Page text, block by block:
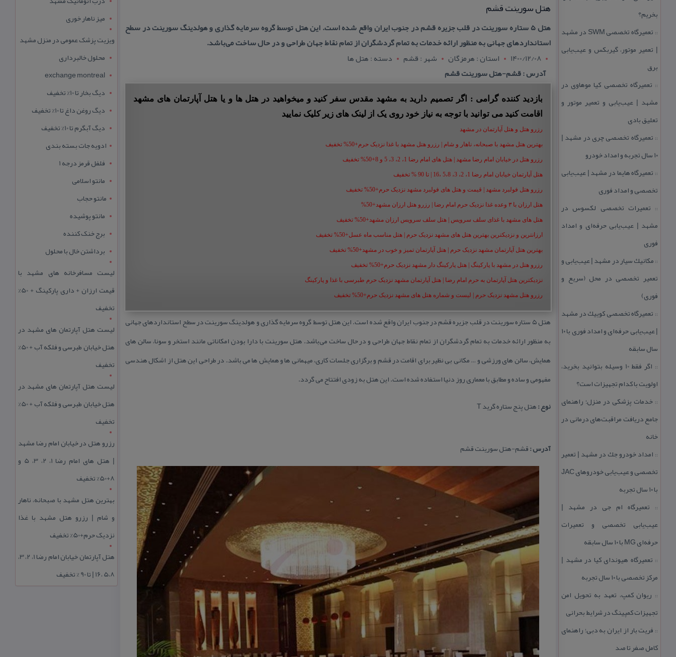
بخریم؟
::
تعمیرگاه تخصصی SWM در مشهد
| تعمیر موتور، گیربكس و عیب‌یابی
برق
:: تعمیرگاه تخصصی كیا موهاوی در
مشهد | عیب‌یابی و تعمیر موتور و
تعلیق بادی
:: تعمیرگاه تخصصی چری در مشهد |
۱۰ سال تجربه و امداد خودرو
:: تعمیرگاه هایما در مشهد | عیب‌یابی
تخصصی و امداد فوری
:: تعمیرات تخصصی لكسوس در
مشهد | عیب‌یابی حرفه‌ای و امداد
فوری
:: مكانیك سیار در مشهد | عیب‌یابی و
تعمیر تخصصی در محل (سریع و
فوری)
:: تعمیرگاه تخصصی كوییك در مشهد
| عیب‌یابی حرفه‌ای و امداد فوری با ۱۰
سال سابقه
::
اگر فقط 10 وسیله بتوانید بخرید،
اولویت با كدام تجهیزات است؟
:: خدمات پزشكی در منزل؛ راهنمای
جامع دریافت مراقبت‌های درمانی در
خانه
:: امداد خودرو جك در مشهد | تعمیر
تخصصی و عیب‌یابی خودروهای JAC
با ۱۰ سال تجربه
:: تعمیرگاه ام جی در مشهد |
عیب‌یابی تخصصی و تعمیرات
حرفه‌ای MG با ۱۰ سال سابقه
:: تعمیرگاه هیوندای كیا در مشهد |
مركز تخصصی با ۱۰ سال تجربه
:: ریوان كمپ، تعهد به تحویل امن
تجهیزات كمپینگ در شرایط بحرانی
:: فریت بار از ایران به دبی؛ راهنمای
كامل صفر تا صد
هتل سورینت قشم
هتل ۵ ستاره سورینت در قلب جزیره قشم در جنوب ایران واقع شده است. این هتل توسط گروه سرمایه گذاری و هولدینگ سورینت در سطح
استانداردهای جهانی به منظور ارائه خدمات به تمام گردشگران از تمام نقاط جهان طراحی و در حال ساخت می‌باشد.
1400/12/08
استان : هرمزگان شهر : قشم
دسته : هتل ها
آدرس : قشم-هتل سورینت قشم
بازدید کننده گرامی : اگر تصمیم دارید به مشهد مقدس سفر کنید و میخواهید در هتل ها و یا هتل آپارتمان های مشهد
اقامت کنید می توانید با توجه به نیاز خود روی یک از لینک های زیر کلیک نمایید
رزرو هتل و هتل آپارتمان در مشهد
بهترین هتل مشهد با صبحانه، ناهار و شام | رزرو هتل مشهد با غذا نزدیک حرم+50% تخفیف
رزرو هتل در خیابان امام رضا مشهد | هتل‌ های امام رضا 1، 2، 3، 5 و 8+50% تخفیف
هتل آپارتمان خیابان امام رضا 1، 2، 3، 5،8 ،16 | تا 90 % تخفیف
رزرو هتل فولبرد مشهد | قیمت و هتل های فولبرد مشهد نزدیک حرم+50% تخفیف
هتل ارزان با ۳ وعده غذا نزدیک حرم امام رضا | رزرو هتل ارزان مشهد+50%
هتل های مشهد با غذای سلف سرویس | هتل سلف سرویس ارزان مشهد+50% تخفیف
ارزانترین و نزدیکترین بهترین هتل های مشهد نزدیک حرم | هتل مناسب ماه عسل+50% تخفیف
بهترین هتل آپارتمان مشهد نزدیک حرم | هتل آپارتمان تمیز و خوب در مشهد+50% تخفیف
رزرو هتل در مشهد با پارکینگ | هتل پارکینگ دار مشهد نزدیک حرم+50% تخفیف
نزدیکترین هتل آپارتمان به حرم امام رضا | هتل آپارتمان مشهد نزدیک حرم طبرسی با غذا و پارکینگ
رزرو هتل مشهد نزدیک حرم | لیست و شماره هتل های مشهد نزدیک حرم+50% تخفیف
هتل ۵ ستاره سورینت در قلب جزیره قشم در جنوب ایران واقع شده است. این هتل توسط گروه سرمایه گذاری و هولدینگ سورینت در سطح استانداردهای جهانی
به منظور ارائه خدمات به تمام گردشگران از تمام نقاط جهان طراحی و در حال ساخت می‌باشد. هتل سورینت با دارا بودن امكاناتی مانند استخر و سونا، سالن های
همایش، سالن های ورزشی و … مكانی بی نظیر برای اقامت در قشم و برگزاری جلسات كاری، میهمانی ها و همایش ها می باشد. در طراحی این هتل از اشكال هندسی
مفهومی و ساده و مطابق با معماری روز دنیا استفاده شده است. این هتل به زودی افتتاح می گردد.
نوع :هتل پنج ستاره گرید T
آدرس :قشم-هتل سورینت قشم
میز ناهار خوری
ویزیت پزشک عمومی در منزل مشهد
محلول خالبرداری
exchange montreal
دیگ بخار تا 10% تخفیف
دیگ روغن داغ تا 10% تخفیف
دیگ آبگرم تا 10% تخفیف
ادویه جات بسته بندی
فلفل قرمز درجه 1
مانتو اسلامی
مانتو حجاب
مانتو پوشیده
برج خنک کننده
برداشتن خال با محلول
لیست مسافرخانه های مشهد با
قیمت ارزان + داری پارکینگ + 50%
تخفیف
لیست هتل آپارتمان های مشهد در
هتل خیابان طبرسی و فلکه آب + 50%
تخفیف
لیست هتل آپارتمان های مشهد در
هتل خیابان طبرسی و فلکه آب + 50%
تخفیف
رزرو هتل در خیابان امام رضا مشهد
| هتل‌ های امام رضا 1، 2، 3، 5 و
8+50% تخفیف
بهترین هتل مشهد با صبحانه، ناهار
و شام | رزرو هتل مشهد با غذا
نزدیک حرم+50% تخفیف
هتل آپارتمان خیابان امام رضا 1، 2، 3،
5،8 ،16 | تا 90 % تخفیف